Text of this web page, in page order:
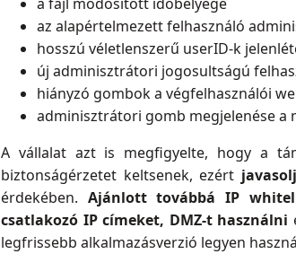
az alapértelmezett felhasználó
hosszú véletlenszerű userID-k
új adminisztrátori jogosultságú
hiányzó gombok a végfelhasználói
adminisztrátori gomb megjelenése a
A vállalat azt is megfigyelte, hogy a
biztonságérzetet keltsenek, ezért
érdekében. Ajánlott továbbá IP
csatlakozó IP címeket, DMZ-t használni
legfrissebb alkalmazásverzió legyen